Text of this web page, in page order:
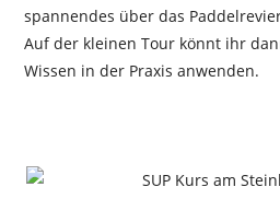
spannendes über das
Auf der kleinen Tour könnt ihr
Wissen in der Praxis anwenden.